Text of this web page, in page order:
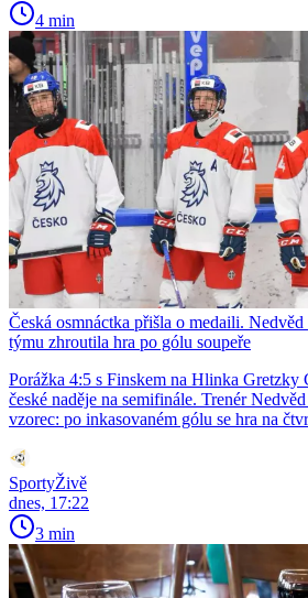
4 min
Česká osmnáctka přišla o medaili.
týmu zhroutila hra po gólu soupeře
Porážka 4:5 s Finskem na Hlinka Gretzky
české naděje na semifinále. Trenér
vzorec: po inkasovaném gólu se hra na
SportyŽivě
dnes, 17:22
3 min